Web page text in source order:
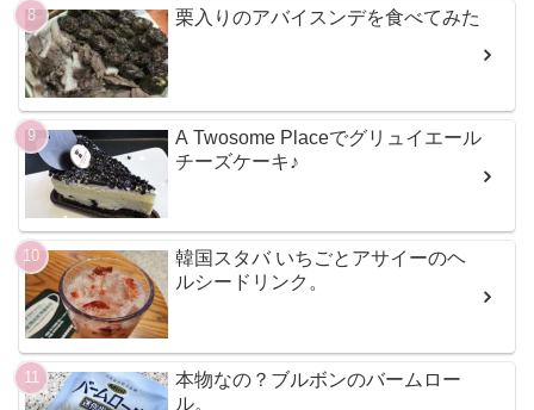
栗入りのアバイスンデを食べてみた
A Twosome Placeでグリュイエール
チーズケーキ♪
韓国スタバ いちごとアサイーのヘ
ルシードリンク。
本物なの？ブルボンのバームロー
ル。